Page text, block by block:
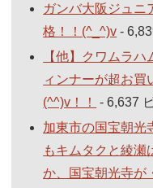
ガンバ大阪ジュ
格！！(^_^)v -
【他】クワムラ
ィンナーが超お買
(^^)v！！
- 6,637
加東市の国宝朝光
もキムタクと綾瀬
か、国宝朝光寺が